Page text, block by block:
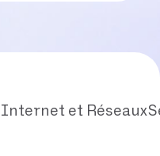
Internet et Réseaux